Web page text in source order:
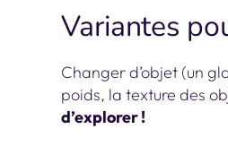
Variantes
Changer d’objet (un
poids, la texture des
d’explorer !